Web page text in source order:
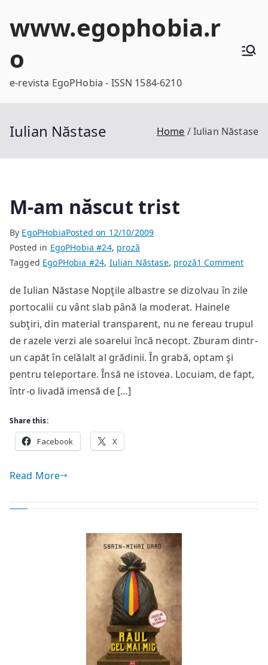
www.egophobia.r
o
e-revista EgoPHobia - ISSN 1584-6210
Iulian Năstase Home Iulian Năstase
M-am născut trist
By EgoPHobiaPosted on 12/10/2009
Posted in EgoPHobia #24, proză
Tagged EgoPHobia #24, Iulian Năstase, proză1 Commenton
am
trist
de Iulian Năstase Nopţile albastre se dizolvau în zile
portocalii cu vânt slab până la moderat. Hainele
subţiri, din material transparent, nu ne fereau trupul
de razele verzi ale soarelui încă necopt. Zburam dintr-
un capăt în celălalt al grădinii. În grabă, optam şi
pentru teleportare. Însă ne istovea. Locuiam, de fapt,
într-o livadă imensă de […]
Share this:
Facebook X
Read More